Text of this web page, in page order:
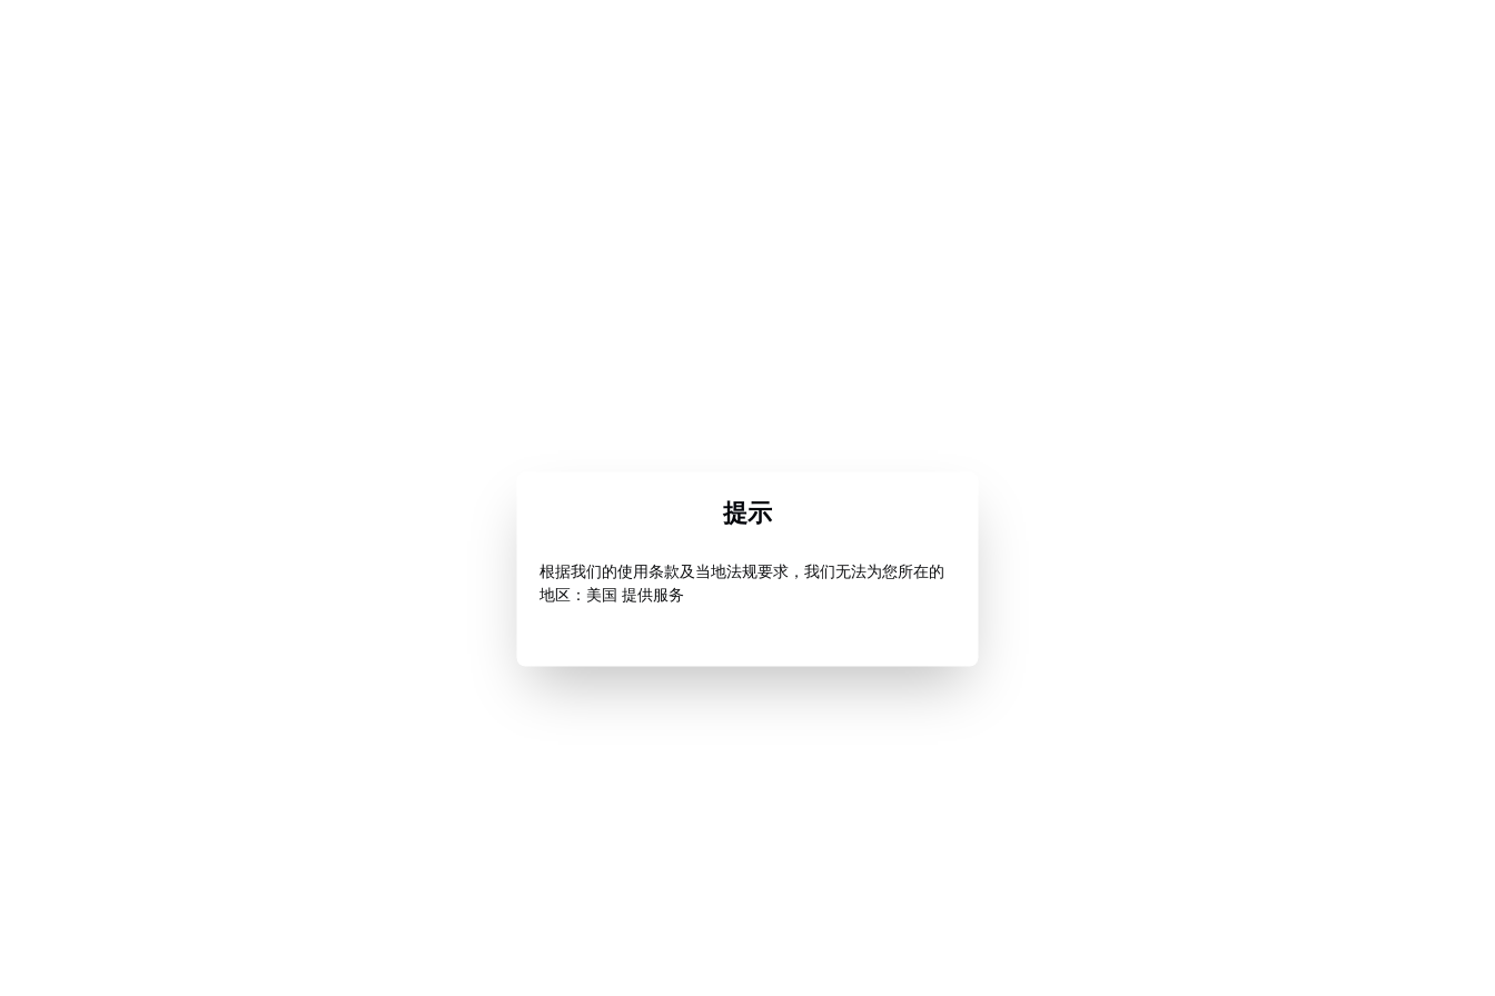
提示
根据我们的使用条款及当地法规要求，我们无法为您所在的
地区：美国 提供服务